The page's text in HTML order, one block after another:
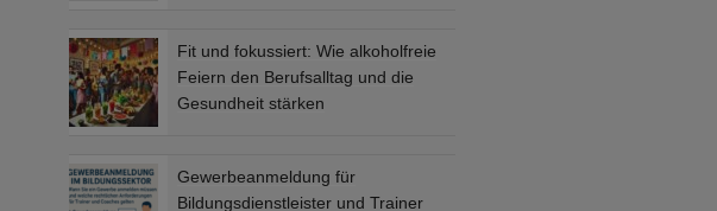
Fit und fokussiert: Wie alkoholfreie
Feiern den Berufsalltag und die
Gesundheit stärken
Gewerbeanmeldung für
Bildungsdienstleister und Trainer